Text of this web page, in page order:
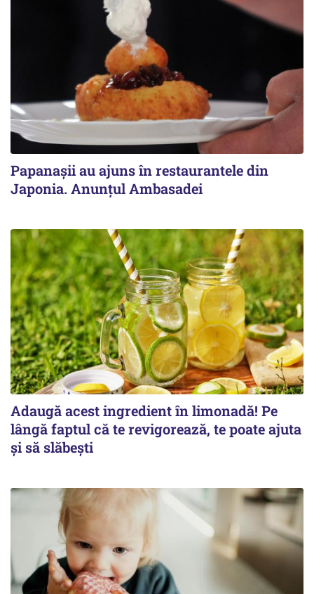
Papanașii au ajuns în restaurantele din
Japonia. Anunțul Ambasadei
Adaugă acest ingredient în limonadă! Pe
lângă faptul că te revigorează, te poate ajuta
și să slăbești